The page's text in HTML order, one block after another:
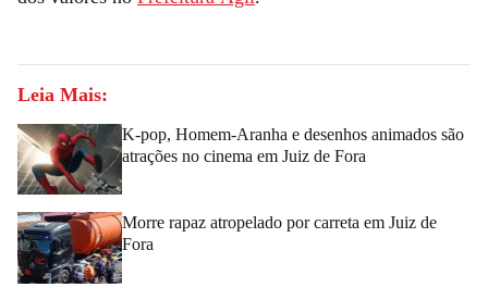
Leia Mais:
K-pop, Homem-Aranha e desenhos animados são
atrações no cinema em Juiz de Fora
Morre rapaz atropelado por carreta em Juiz de
Fora